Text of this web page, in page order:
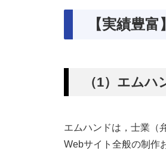
【実績豊
（1）エムハ
エムハンドは，士業（
Webサイト全般の制作